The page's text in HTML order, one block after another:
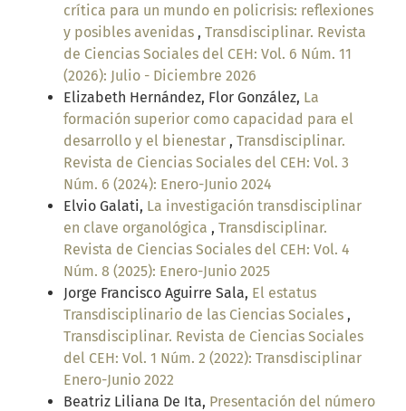
crítica para un mundo en policrisis: reflexiones
y posibles avenidas , Transdisciplinar. Revista
de Ciencias Sociales del CEH: Vol. 6 Núm. 11
(2026): Julio - Diciembre 2026
Elizabeth Hernández, Flor González, La
formación superior como capacidad para el
desarrollo y el bienestar , Transdisciplinar.
Revista de Ciencias Sociales del CEH: Vol. 3
Núm. 6 (2024): Enero-Junio 2024
Elvio Galati, La investigación transdisciplinar
en clave organológica , Transdisciplinar.
Revista de Ciencias Sociales del CEH: Vol. 4
Núm. 8 (2025): Enero-Junio 2025
Jorge Francisco Aguirre Sala, El estatus
Transdisciplinario de las Ciencias Sociales ,
Transdisciplinar. Revista de Ciencias Sociales
del CEH: Vol. 1 Núm. 2 (2022): Transdisciplinar
Enero-Junio 2022
Beatriz Liliana De Ita, Presentación del número